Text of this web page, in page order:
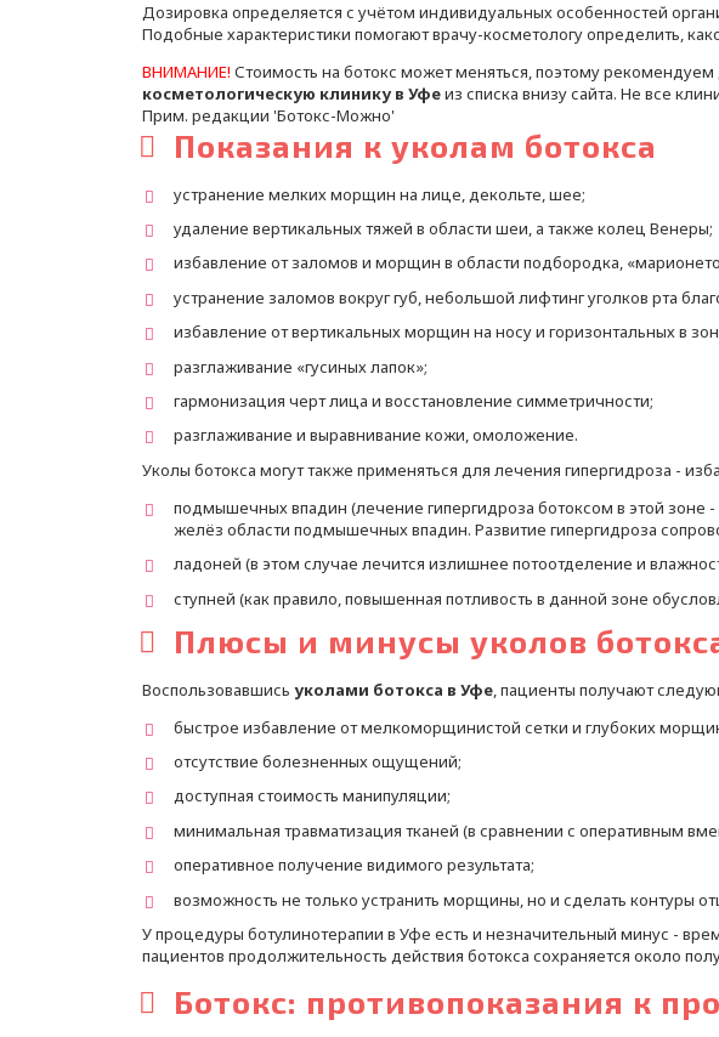
Дозировка определяется с учётом индивидуальных особенностей
Подобные характеристики помогают врачу-косметологу определить,
ВНИМАНИЕ! Стоимость на ботокс может меняться, поэтому
косметологическую клинику в Уфеиз списка внизу сайта. Не все
Прим. редакции 'Ботокс-Можно'
Показания к уколам ботокса
устранение мелких морщин на лице, декольте, шее;
удаление вертикальных тяжей в области шеи, а также колец Венеры;
избавление от заломов и морщин в области подбородка,
устранение заломов вокруг губ, небольшой лифтинг уголков рта
избавление от вертикальных морщин на носу и горизонтальных в
разглаживание «гусиных лапок»;
гармонизация черт лица и восстановление симметричности;
разглаживание и выравнивание кожи, омоложение.
Уколы ботокса могут также применяться для лечения гипергидроза -
подмышечных впадин (лечение гипергидроза ботоксом в этой зоне
желёз области подмышечных впадин. Развитие гипергидроза
ладоней (в этом случае лечится излишнее потоотделение и
ступней (как правило, повышенная потливость в данной зоне
Плюсы и минусы уколов
Воспользовавшись уколами ботокса в Уфе , пациенты получают
быстрое избавление от мелкоморщинистой сетки и глубоких
отсутствие болезненных ощущений;
доступная стоимость манипуляции;
минимальная травматизация тканей (в сравнении с оперативным
оперативное получение видимого результата;
возможность не только устранить морщины, но и сделать контуры
У процедуры ботулинотерапии в Уфе есть и незначительный минус -
пациентов продолжительность действия ботокса сохраняется около
Ботокс: противопоказания к